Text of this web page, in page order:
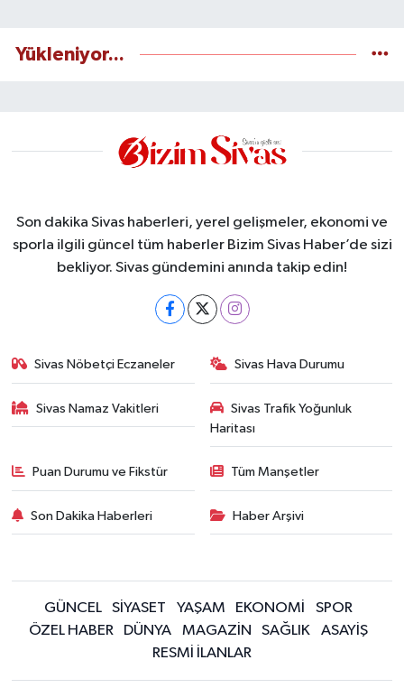
Yükleniyor...
Son dakika Sivas haberleri, yerel gelişmeler, ekonomi ve
sporla ilgili güncel tüm haberler Bizim Sivas Haber’de sizi
bekliyor. Sivas gündemini anında takip edin!
Sivas Nöbetçi Eczaneler Sivas Hava Durumu
Sivas Namaz Vakitleri
Sivas Trafik Yoğunluk
Haritası
Puan Durumu ve Fikstür Tüm Manşetler
Son Dakika Haberleri Haber Arşivi
GÜNCEL SİYASET YAŞAM EKONOMİ
SPOR
ÖZEL HABER
DÜNYA MAGAZİN SAĞLIK
ASAYİŞ
RESMİ İLANLAR